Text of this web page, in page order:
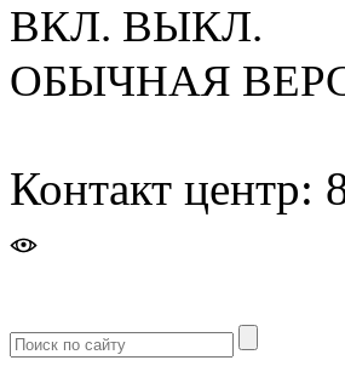
ВКЛ. ВЫКЛ.
ОБЫЧНАЯ
Контакт центр: